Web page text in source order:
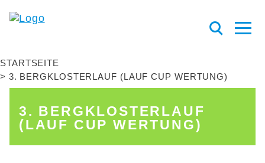
STARTSEITE
3. BERGKLOSTERLAUF (LAUF CUP WERTUNG)
3. BERGKLOSTERLAUF
(LAUF CUP WERTUNG)